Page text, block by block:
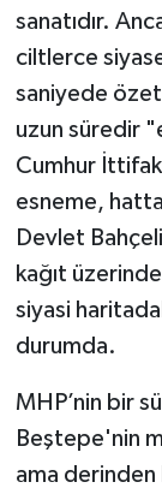
sanatıdır.
ciltlerce
saniyede
uzun süredir
Cumhur
esneme,
Devlet
kağıt
siyasi
durumda.
MHP’nin bir
Beştepe'nin
ama derinden